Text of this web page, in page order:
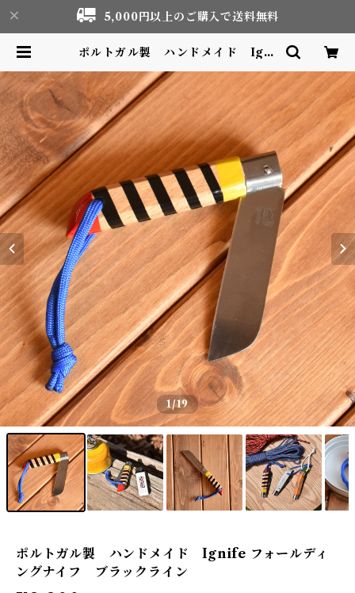
5,000円以上のご購入で送料無料
ポルトガル製 ハンドメイド Igni
クライン | Motor life & Outdo
or Adventure Tourism gear s
hop
1/19
ポルトガル製 ハンドメイド Ignife フォールディ
ングナイフ ブラックライン